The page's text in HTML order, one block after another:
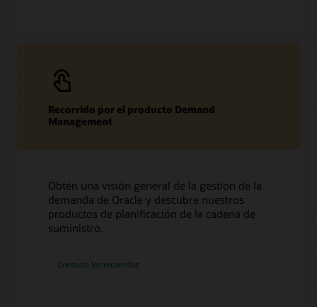
Recorrido por el producto Demand
Management
Obtén una visión general de la gestión de la
demanda de Oracle y descubre nuestros
productos de planificación de la cadena de
suministro.
Consulta los recorridos